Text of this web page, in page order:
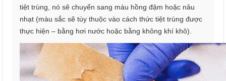
tiệt trùng, nó sẽ chuyển sang màu hồng đậm hoặc nâu
nhạt (màu sắc sẽ tùy thuộc vào cách thức tiệt trùng được
thực hiện – bằng hơi nước hoặc bằng không khí khô).